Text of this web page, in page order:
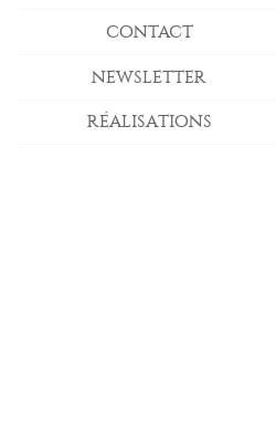
CONTACT
NEWSLETTER
RÉALISATIONS